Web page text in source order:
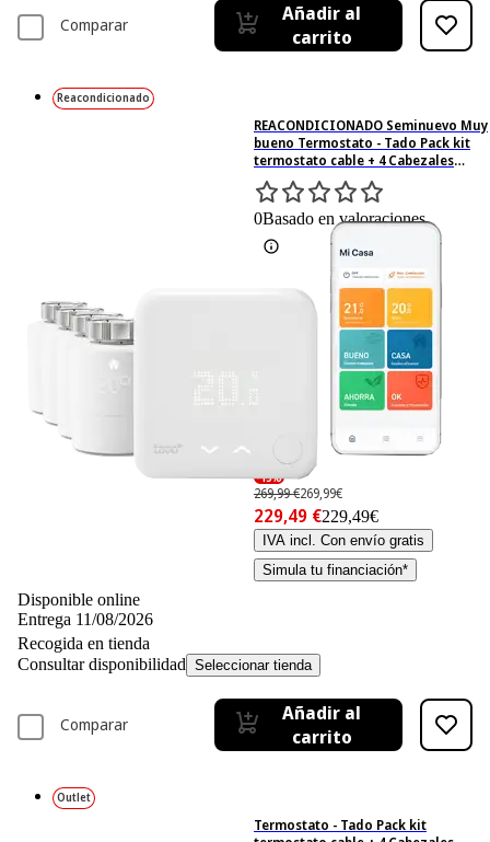
Comparar
Añadir al
carrito
Reacondicionado
REACONDICIONADO Seminuevo Muy
bueno Termostato - Tado Pack kit
termostato cable + 4 Cabezales
Termostáticos Inteligentes, Blanco
0Basado en valoraciones
-15%
269,99 €269,99€
229,49 €229,49€
IVA incl. Con envío gratis
Simula tu financiación*
Disponible online
Entrega 11/08/2026
Recogida en tienda
Consultar disponibilidad Seleccionar tienda
Comparar
Añadir al
carrito
Outlet
Termostato - Tado Pack kit